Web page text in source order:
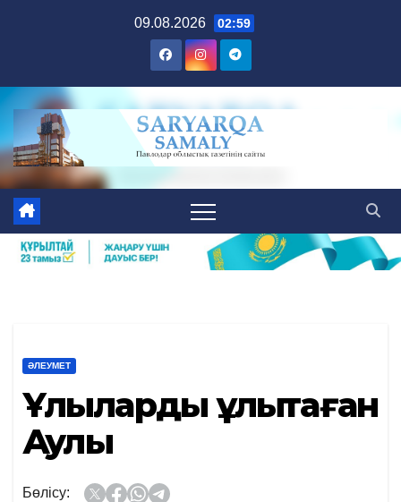
09.08.2026 02:59
ӘЛЕУМЕТ
Ұлыларды ұлықтаған
Аққулы
Бөлісу: